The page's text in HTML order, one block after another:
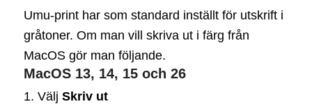
Umu-print har som standard inställt för utskrift i
gråtoner. Om man vill skriva ut i färg från
MacOS gör man följande.
MacOS 13, 14, 15 och 26
1. Välj Skriv ut